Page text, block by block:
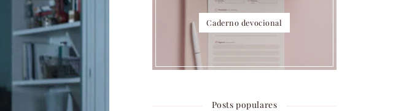
Caderno devocional
Posts populares